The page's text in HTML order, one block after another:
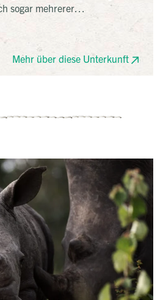
sogar mehrerer
Nicht selten kommen die
frühen Morgen hier vorbei
an einem der Holzzäune
Zimmer sind relativ einfach
Mehr über diese Unterkunft